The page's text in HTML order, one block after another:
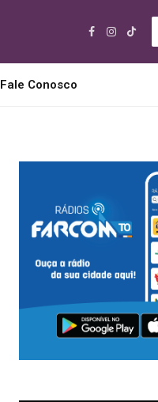
Facebook
Instagram
TikTok
Fale Conosco